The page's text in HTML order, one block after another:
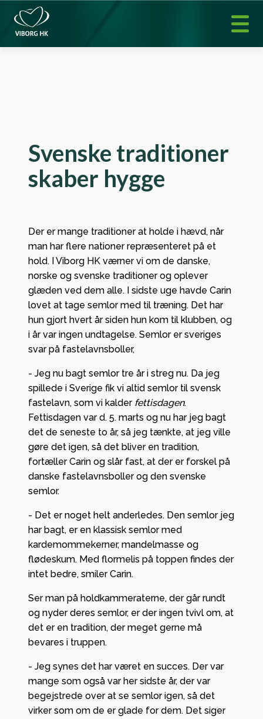
Svenske traditioner
skaber hygge
Der er mange traditioner at holde i hævd, når
man har flere nationer repræsenteret på et
hold. I Viborg HK værner vi om de danske,
norske og svenske traditioner og oplever
glæden ved dem alle. I sidste uge havde Carin
lovet at tage semlor med til træning. Det har
hun gjort hvert år siden hun kom til klubben, og
i år var ingen undtagelse. Semlor er sveriges
svar på fastelavnsboller,
- Jeg nu bagt semlor tre år i streg nu. Da jeg
spillede i Sverige fik vi altid semlor til svensk
fastelavn, som vi kalder fettisdagen.
Fettisdagen var d. 5. marts og nu har jeg bagt
det de seneste to år, så jeg tænkte, at jeg ville
gøre det igen, så det bliver en tradition,
fortæller Carin og slår fast, at der er forskel på
danske fastelavnsboller og den svenske
semlor.
- Det er noget helt anderledes. Den semlor jeg
har bagt, er en klassisk semlor med
kardemommekerner, mandelmasse og
flødeskum. Med flormelis på toppen findes der
intet bedre, smiler Carin.
Ser man på holdkammeraterne, der går rundt
og nyder deres semlor, er der ingen tvivl om, at
det er en tradition, der meget gerne må
bevares i truppen.
- Jeg synes det har været en succes. Der var
mange som også var her sidste år, der var
begejstrede over at se semlor igen, så det
virker som om de er glade for dem. Det siger